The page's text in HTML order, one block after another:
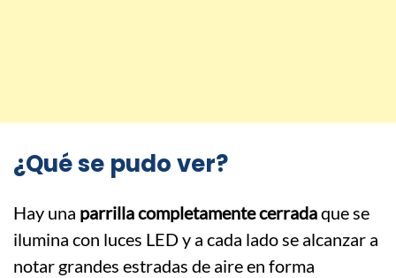
¿Qué se pudo ver?
Hay una parrilla completamente cerradaque se
ilumina con luces LED y a cada lado se alcanzar a
notar grandes estradas de aire en forma